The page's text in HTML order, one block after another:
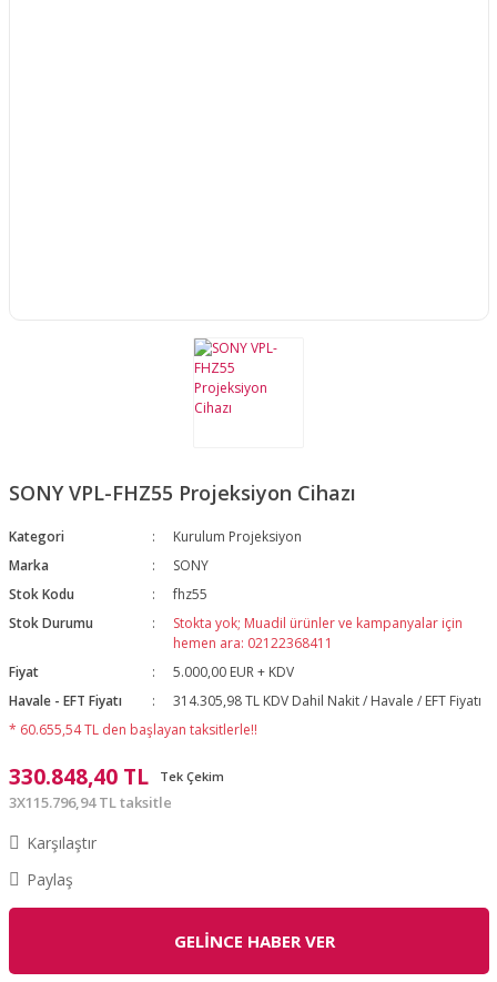
SONY VPL-FHZ55 Projeksiyon Cihazı
Kategori
Kurulum Projeksiyon
Marka
SONY
Stok Kodu
fhz55
Stok Durumu
Stokta yok; Muadil ürünler ve kampanyalar için
hemen ara: 02122368411
Fiyat
5.000,00 EUR + KDV
Havale - EFT Fiyatı
314.305,98 TL KDV Dahil Nakit / Havale / EFT Fiyatı
* 60.655,54 TL den başlayan taksitlerle!!
330.848,40 TL Tek Çekim
3X115.796,94 TL taksitle
Karşılaştır
Paylaş
GELİNCE HABER VER